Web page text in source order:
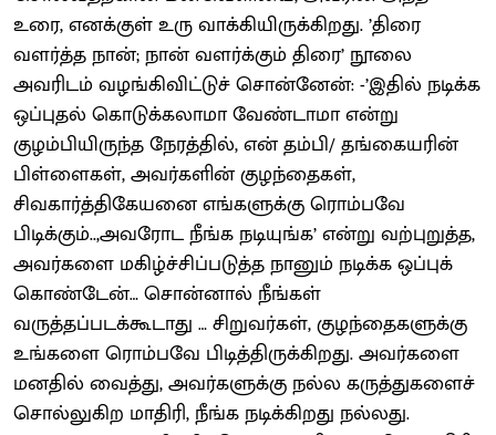
உரை, எனக்குள் உரு வாக்கியிருக்கிறது. ’திரை
வளர்த்த நான்; நான் வளர்க்கும் திரை’ நூலை
அவரிடம் வழங்கிவிட்டுச் சொன்னேன்: -’இதில் நடிக்க
ஒப்புதல் கொடுக்கலாமா வேண்டாமா என்று
குழம்பியிருந்த நேரத்தில், என் தம்பி/ தங்கையரின்
பிள்ளைகள், அவர்களின் குழந்தைகள்,
சிவகார்த்திகேயனை எங்களுக்கு ரொம்பவே
பிடிக்கும்..,அவரோட நீங்க நடியுங்க’ என்று வற்புறுத்த,
அவர்களை மகிழ்ச்சிப்படுத்த நானும் நடிக்க ஒப்புக்
கொண்டேன்… சொன்னால் நீங்கள்
வருத்தப்படக்கூடாது … சிறுவர்கள், குழந்தைகளுக்கு
உங்களை ரொம்பவே பிடித்திருக்கிறது. அவர்களை
மனதில் வைத்து, அவர்களுக்கு நல்ல கருத்துகளைச்
சொல்லுகிற மாதிரி, நீங்க நடிக்கிறது நல்லது.